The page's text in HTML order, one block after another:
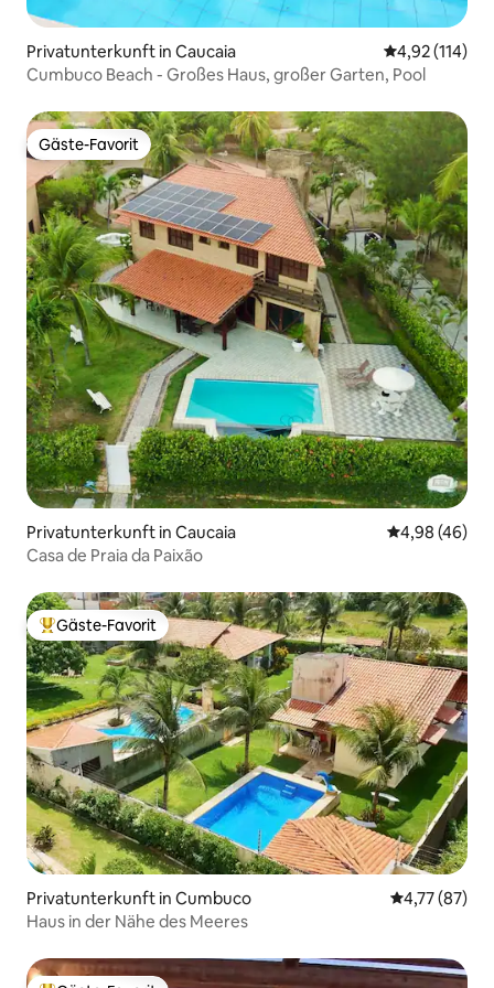
Privatunterkunft in Caucaia
4,92 (114)
Cumbuco Beach - Großes Haus, großer Garten, Pool
Gäste-Favorit
Gäste-Favorit
Privatunterkunft in Caucaia
4,98 (46)
Casa de Praia da Paixão
Beliebter Gäste-Favorit.
Gäste-Favorit
Privatunterkunft in Cumbuco
4,77 (87)
Haus in der Nähe des Meeres